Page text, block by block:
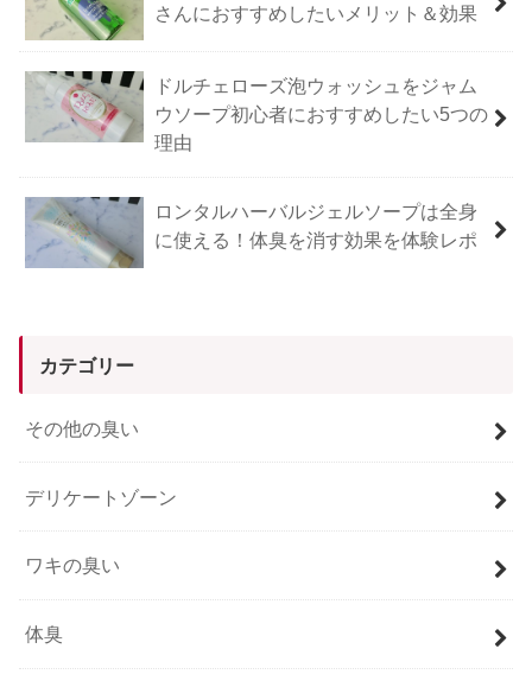
さんにおすすめしたいメリット＆効果
ドルチェローズ泡ウォッシュをジャム
ウソープ初心者におすすめしたい5つの
理由
ロンタルハーバルジェルソープは全身
に使える！体臭を消す効果を体験レポ
カテゴリー
その他の臭い
デリケートゾーン
ワキの臭い
体臭